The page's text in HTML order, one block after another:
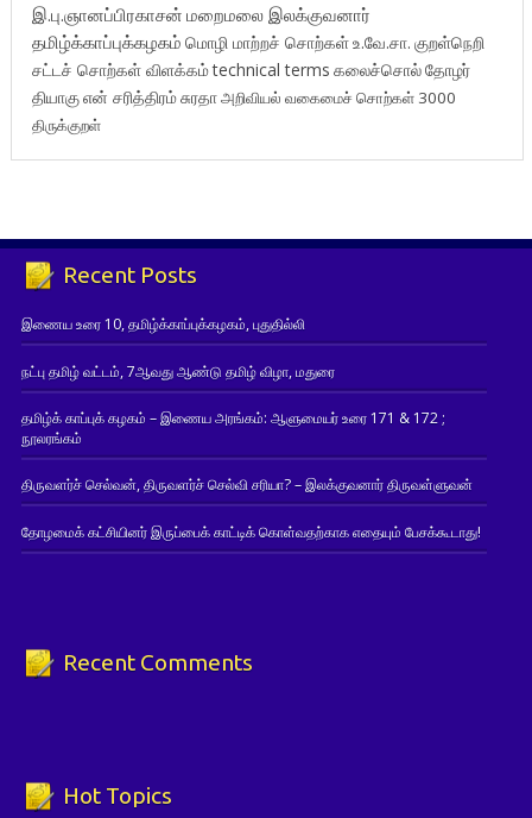
இ.பு.ஞானப்பிரகாசன் மறைமலை இலக்குவனார்
தமிழ்க்காப்புக்கழகம் மொழி மாற்றச் சொற்கள்உ.வே.சா. குறள்நெறி
சட்டச் சொற்கள் விளக்கம்technical terms கலைச்சொல்தோழர்
தியாகுஎன் சரித்திரம்சுரதாஅறிவியல் வகைமைச் சொற்கள் 3000
திருக்குறள்
Recent Posts
இணைய உரை 10, தமிழ்க்காப்புக்கழகம், புதுதில்லி
நட்பு தமிழ் வட்டம், 7ஆவது ஆண்டு தமிழ் விழா, மதுரை
தமிழ்க் காப்புக் கழகம் – இணைய அரங்கம்: ஆளுமையர் உரை 171 & 172 ;
நூலரங்கம்
திருவளர்ச் செல்வன், திருவளர்ச் செல்வி சரியா? – இலக்குவனார் திருவள்ளுவன்
தோழமைக் கட்சியினர் இருப்பைக் காட்டிக் கொள்வதற்காக எதையும் பேசக்கூடாது!
Recent Comments
Hot Topics